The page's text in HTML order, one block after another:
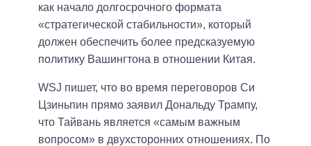
как начало долгосрочного формата
«стратегической стабильности», который
должен обеспечить более предсказуемую
политику Вашингтона в отношении Китая.
WSJ пишет, что во время переговоров Си
Цзиньпин прямо заявил Дональду Трампу,
что Тайвань является «самым важным
вопросом» в двухсторонних отношениях. По